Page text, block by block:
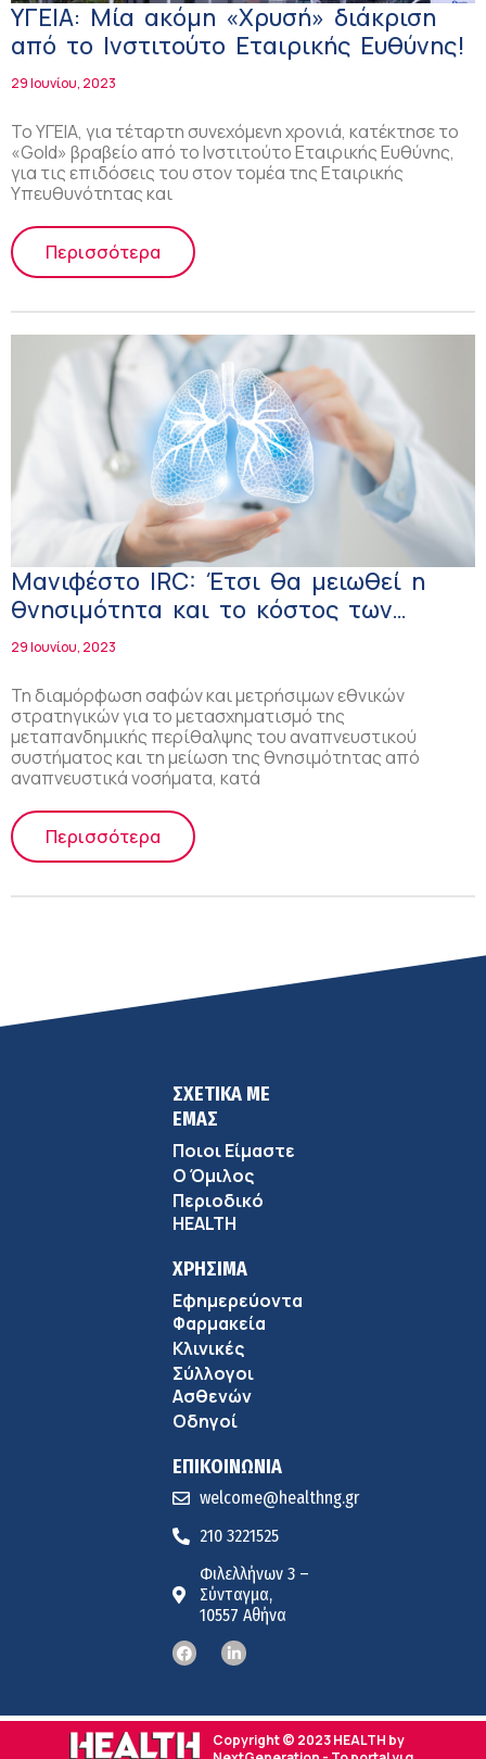
ΥΓΕΙΑ: Μία ακόμη «Χρυσή» διάκριση
από το Ινστιτούτο Εταιρικής Ευθύνης!
29 Ιουνίου, 2023
Το ΥΓΕΙΑ, για τέταρτη συνεχόμενη χρονιά, κατέκτησε το
«Gold» βραβείο από το Ινστιτούτο Εταιρικής Ευθύνης,
για τις επιδόσεις του στον τομέα της Εταιρικής
Υπευθυνότητας και
Περισσότερα
Μανιφέστο ΙRC: Έτσι θα μειωθεί η
θνησιμότητα και το κόστος των
αναπνευστικών νοσημάτων!
29 Ιουνίου, 2023
Τη διαμόρφωση σαφών και μετρήσιμων εθνικών
στρατηγικών για το μετασχηματισμό της
μεταπανδημικής περίθαλψης του αναπνευστικού
συστήματος και τη μείωση της θνησιμότητας από
αναπνευστικά νοσήματα, κατά
Περισσότερα
ΣΧΕΤΙΚΑ ΜΕ
ΕΜΑΣ
Ποιοι Είμαστε
Ο Όμιλος
Περιοδικό
HEALTH
ΧΡΗΣΙΜΑ
Εφημερεύοντα
Φαρμακεία
Κλινικές
Σύλλογοι
Ασθενών
Οδηγοί
ΕΠΙΚΟΙΝΩΝΙΑ
welcome@healthng.gr
210 3221525
Φιλελλήνων 3 –
Σύνταγμα,
10557 Αθήνα
Copyright © 2023 HEALTH by